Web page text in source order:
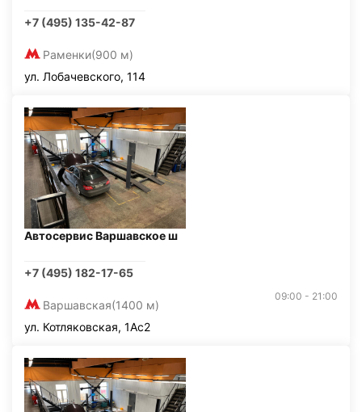
+7 (495) 135-42-87
Раменки(900 м)
ул. Лобачевского, 114
Автосервис Варшавское ш
+7 (495) 182-17-65
Варшавская(1400 м)
09:00 - 21:00
ул. Котляковская, 1Ас2